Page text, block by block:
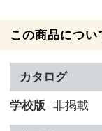
この商品につい
カタログ
学校版 非掲載